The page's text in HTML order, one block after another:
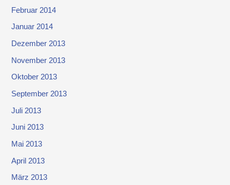
Februar 2014
Januar 2014
Dezember 2013
November 2013
Oktober 2013
September 2013
Juli 2013
Juni 2013
Mai 2013
April 2013
März 2013